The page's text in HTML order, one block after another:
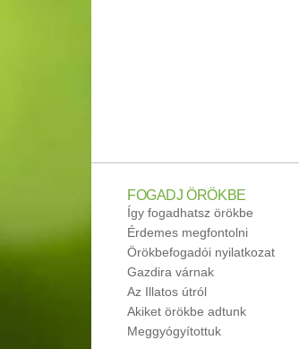
FOGADJ ÖRÖKBE
Így fogadhatsz örökbe
Érdemes megfontolni
Örökbefogadói nyilatkozat
Gazdira várnak
Az Illatos útról
Akiket örökbe adtunk
Meggyógyítottuk